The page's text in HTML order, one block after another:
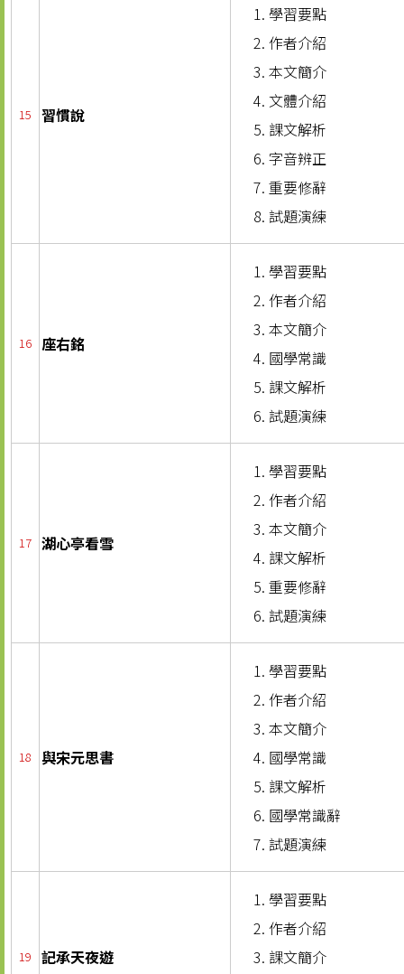
15 習慣說
學習要點
作者介紹
本文簡介
文體介紹
課文解析
字音辨正
重要修辭
試題演練
16 座右銘
學習要點
作者介紹
本文簡介
國學常識
課文解析
試題演練
17 湖心亭看雪
學習要點
作者介紹
本文簡介
課文解析
重要修辭
試題演練
18 與宋元思書
學習要點
作者介紹
本文簡介
國學常識
課文解析
國學常識辭
試題演練
19 記承天夜遊
學習要點
作者介紹
課文簡介